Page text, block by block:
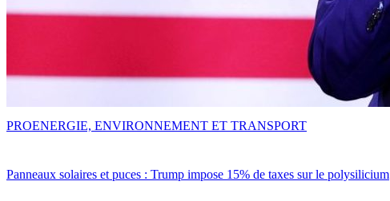
Panneaux solaires et puces : Trump impose 15% de taxes sur le polysilicium
PROENERGIE, ENVIRONNEMENT ET TRANSPORT